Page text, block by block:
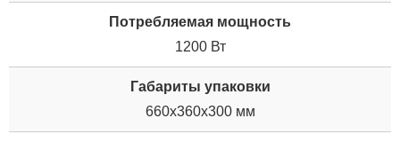
Потребляемая мощность
1200 Вт
Габариты упаковки
660x360x300 мм